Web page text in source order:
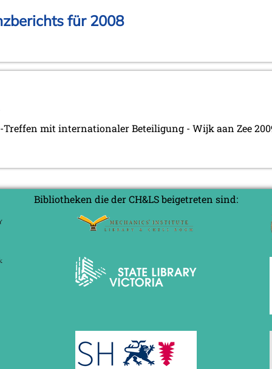
für 2008
Treffen mit internationaler Beteiligung - Wijk aan Zee
Bibliotheken die der CH&LS beigetreten sind: